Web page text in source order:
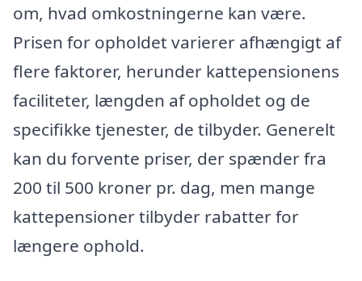
om, hvad omkostningerne kan være.
Prisen for opholdet varierer afhængigt af
flere faktorer, herunder kattepensionens
faciliteter, længden af opholdet og de
specifikke tjenester, de tilbyder. Generelt
kan du forvente priser, der spænder fra
200 til 500 kroner pr. dag, men mange
kattepensioner tilbyder rabatter for
længere ophold.